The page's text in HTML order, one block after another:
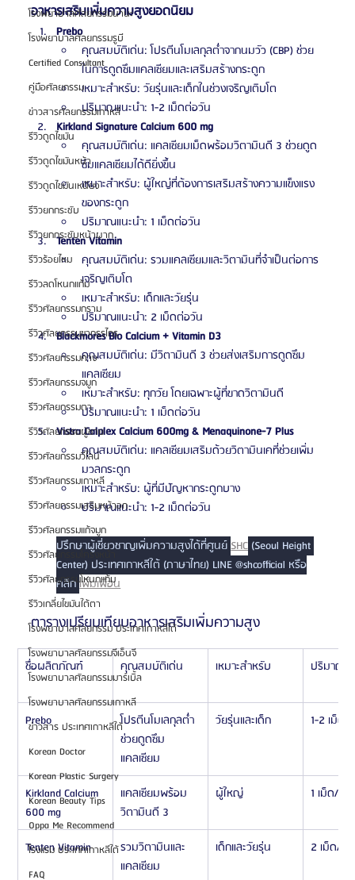
โรงพยาบาลศัลยกรรมนานะ
โรงพยาบาลศัลยกรรมรูบี
Certified Consultant
คู่มือศัลยกรรม
ข่าวสารศัลยกรรมเกาหลี
รีวิวดูดไขมัน
รีวิวดูดไขมันหน้า
รีวิวดูดไขมันเหนียง
รีวิวยกกระชับ
รีวิวยกกระชับหน้าผาก
รีวิวร้อยไหม
รีวิวลดโหนกแก้ม
รีวิวศัลยกรรมกราม
รีวิวศัลยกรรมขากรรไกร
รีวิวศัลยกรรมคาง
รีวิวศัลยกรรมจมูก
รีวิวศัลยกรรมตา
รีวิวศัลยกรรมผู้ชาย
รีวิวศัลยกรรมวีไลน์
รีวิวศัลยกรรมเกาหลี
รีวิวศัลยกรรมเสริมหน้าอก
รีวิวศัลยกรรมแก้จมูก
รีวิวศัลยกรรมโครงหน้า
รีวิวศัลยกรรมโหนกแก้ม
รีวิวเกลี่ยไขมันใต้ตา
โรงพยาบาลศัลยกรรม ประเทศเกาหลีใต้
โรงพยาบาลศัลยกรรมจีเอ็นจี
โรงพยาบาลศัลยกรรมมาร์เบิ้ล
โรงพยาบาลศัลยกรรมเกาหลี
ข่าวสาร ประเทศเกาหลีใต้
Korean Doctor
Korean Plastic Surgery
Korean Beauty Tips
Oppa Me Recommend
โรงแรม ประเทศเกาหลีใต้
FAQ
อาหารเสริมเพิ่มความสูงยอดนิยม
Prebo
คุณสมบัติเด่น: โปรตีนโมเลกุลต่ำจากนมวัว (CBP) ช่วย
ในการดูดซึมแคลเซียมและเสริมสร้างกระดูก
เหมาะสำหรับ: วัยรุ่นและเด็กในช่วงเจริญเติบโต
ปริมาณแนะนำ: 1-2 เม็ดต่อวัน
Kirkland Signature Calcium 600 mg
คุณสมบัติเด่น: แคลเซียมเม็ดพร้อมวิตามินดี 3 ช่วยดูด
ซึมแคลเซียมได้ดียิ่งขึ้น
เหมาะสำหรับ: ผู้ใหญ่ที่ต้องการเสริมสร้างความแข็งแรง
ของกระดูก
ปริมาณแนะนำ: 1 เม็ดต่อวัน
Tenten Vitamin
คุณสมบัติเด่น: รวมแคลเซียมและวิตามินที่จำเป็นต่อการ
เจริญเติบโต
เหมาะสำหรับ: เด็กและวัยรุ่น
ปริมาณแนะนำ: 2 เม็ดต่อวัน
Blackmores Bio Calcium + Vitamin D3
คุณสมบัติเด่น: มีวิตามินดี 3 ช่วยส่งเสริมการดูดซึม
แคลเซียม
เหมาะสำหรับ: ทุกวัย โดยเฉพาะผู้ที่ขาดวิตามินดี
ปริมาณแนะนำ: 1 เม็ดต่อวัน
Vistra Calplex Calcium 600mg & Menaquinone-7 Plus
คุณสมบัติเด่น: แคลเซียมเสริมด้วยวิตามินเคที่ช่วยเพิ่ม
มวลกระดูก
เหมาะสำหรับ: ผู้ที่มีปัญหากระดูกบาง
ปริมาณแนะนำ: 1-2 เม็ดต่อวัน
ปรึกษาผู้เชี่ยวชาญเพิ่มความสูงได้ที่ศูนย์ SHC (Seoul Height
Center) ประเทศเกาหลีใต้ (ภาษาไทย) LINE @shcofficial หรือ
คลิก เพิ่มเพื่อน
ตารางเปรียบเทียบอาหารเสริมเพิ่มความสูง
ชื่อผลิตภัณฑ์ คุณสมบัติเด่น เหมาะสำหรับ ปริมาณแ
Prebo
โปรตีนโมเลกุลต่ำ
ช่วยดูดซึม
แคลเซียม
วัยรุ่นและเด็ก 1-2 เม็ด/
Kirkland Calcium
600 mg
แคลเซียมพร้อม
วิตามินดี 3
ผู้ใหญ่ 1 เม็ด/วัน
Tenten Vitamin
รวมวิตามินและ
แคลเซียม
เด็กและวัยรุ่น 2 เม็ด/วัน